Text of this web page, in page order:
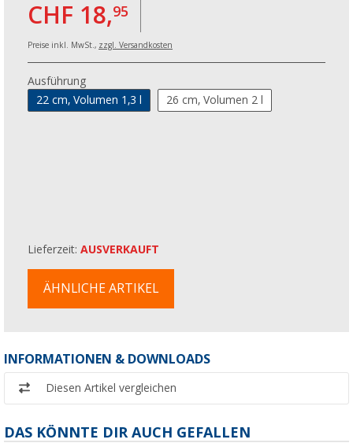
CHF 18,95
Preise inkl. MwSt., zzgl. Versandkosten
Ausführung
22 cm, Volumen 1,3 l
26 cm, Volumen 2 l
Lieferzeit: AUSVERKAUFT
ÄHNLICHE ARTIKEL
INFORMATIONEN & DOWNLOADS
Diesen Artikel vergleichen
DAS KÖNNTE DIR AUCH GEFALLEN